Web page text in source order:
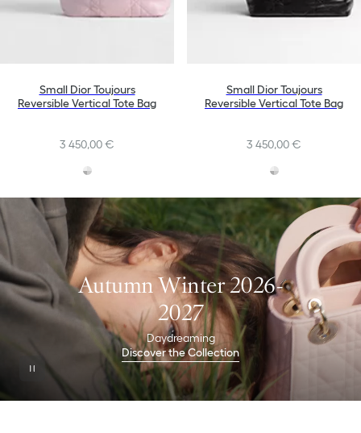
Small Dior Toujours
Reversible Vertical Tote Bag
3 450,00 €
Small Dior Toujours
Reversible Vertical Tote Bag
3 450,00 €
Autumn Winter 2026-
2027
Daydreaming
Discover the Collection